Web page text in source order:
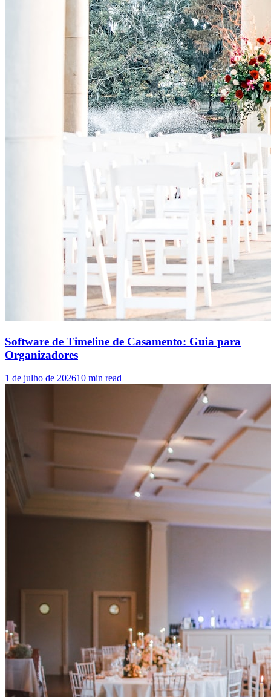
Software de Timeline de Casamento: Guia para
Organizadores
1 de julho de 202610 min read